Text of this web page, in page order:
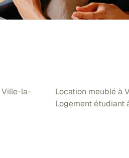
Ville-la-
Location meublé à
Logement étudiant